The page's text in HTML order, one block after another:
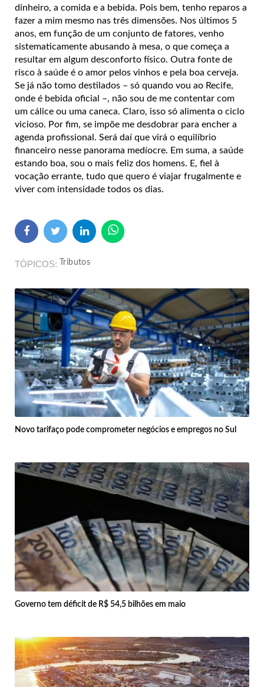
dinheiro, a comida e a bebida. Pois bem, tenho reparos a
fazer a mim mesmo nas três dimensões. Nos últimos 5
anos, em função de um conjunto de fatores, venho
sistematicamente abusando à mesa, o que começa a
resultar em algum desconforto físico. Outra fonte de
risco à saúde é o amor pelos vinhos e pela boa cerveja.
Se já não tomo destilados – só quando vou ao Recife,
onde é bebida oficial –, não sou de me contentar com
um cálice ou uma caneca. Claro, isso só alimenta o ciclo
vicioso. Por fim, se impõe me desdobrar para encher a
agenda profissional. Será daí que virá o equilíbrio
financeiro nesse panorama medíocre. Em suma, a saúde
estando boa, sou o mais feliz dos homens. E, fiel à
vocação errante, tudo que quero é viajar frugalmente e
viver com intensidade todos os dias.
TÓPICOS Tributos
Novo tarifaço pode comprometer negócios e empregos no Sul
Governo tem déficit de R$ 54,5 bilhões em maio